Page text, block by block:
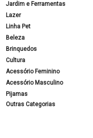
Jardim e Ferramentas
Lazer
Linha Pet
Beleza
Brinquedos
Cultura
Acessório Feminino
Acessório Masculino
Pijamas
Outras Categorias